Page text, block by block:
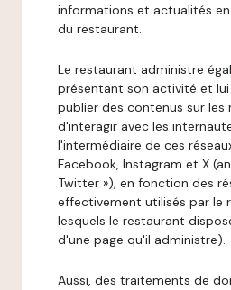
informations et actualités
du restaurant.
Le restaurant administre
présentant son activité et
publier des contenus sur les
d'interagir avec les
l'intermédiaire de ces
Facebook, Instagram et X
Twitter »), en fonction des
effectivement utilisés par le
lesquels le restaurant
d'une page qu'il administre).
Aussi, des traitements de